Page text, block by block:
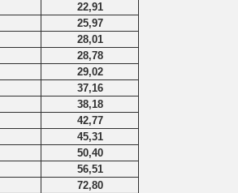
22,91
25,97
28,01
28,78
29,02
37,16
38,18
42,77
45,31
50,40
56,51
72,80